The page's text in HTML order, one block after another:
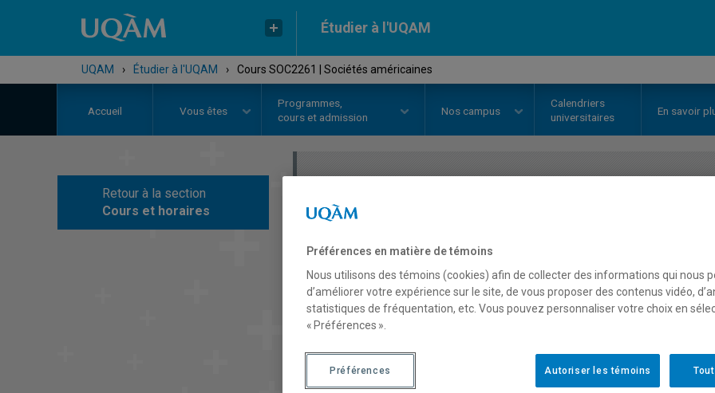
Étudier à l'UQAM
UQAM › Étudier à l'UQAM › Cours SOC2261 | Sociétés américaines
Accueil Vous êtes
Programmes,
cours et admission
Nos campus
Calendriers
universitaires
En savoir
Retour à la section
Cours et horaires
COURS
Description Horaire - Été 2026 Horaire
Préférences en matière de témoins
Nous utilisons des témoins (cookies) afin de collecter des informations qui nous
d’améliorer votre expérience sur le site, de vous proposer des contenus vidéo,
statistiques de fréquentation, etc. Vous pouvez personnaliser votre choix en
« Préférences ».
Autoriser les témoins
Préférences